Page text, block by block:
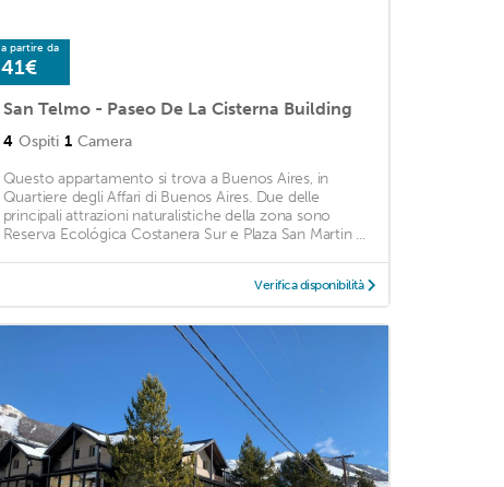
a partire da
41€
San Telmo - Paseo De La Cisterna Building
4 Ospiti 1 Camera
Questo appartamento si trova a Buenos Aires, in
Quartiere degli Affari di Buenos Aires. Due delle
principali attrazioni naturalistiche della zona sono
Reserva Ecológica Costanera Sur e Plaza San Martin ...
Verifica disponibilità